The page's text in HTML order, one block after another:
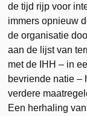
de tijd rijp voor
immers opnieuw
de organisatie
aan de lijst van
met de IHH – in
bevriende natie –
verdere
Een herhaling